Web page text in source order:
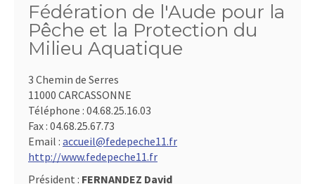
Fédération de l'Aude pour la
Pêche et la Protection du
Milieu Aquatique
3 Chemin de Serres
11000 CARCASSONNE
Téléphone : 04.68.25.16.03
Fax : 04.68.25.67.73
Email : accueil@fedepeche11.fr
http://www.fedepeche11.fr
Président : FERNANDEZ David